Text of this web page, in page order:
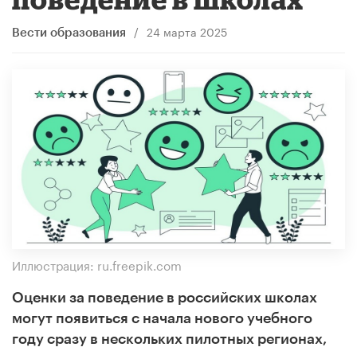
Вести образования / 24 марта 2025
Иллюстрация: ru.freepik.com
Оценки за поведение в российских школах
могут появиться с начала нового учебного
году сразу в нескольких пилотных регионах,